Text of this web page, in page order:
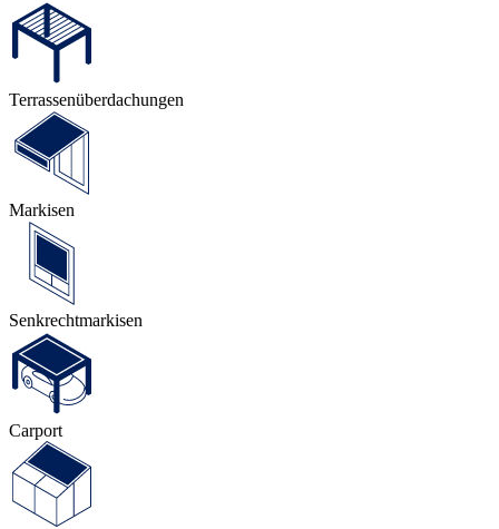
Terrassen­überdachungen
Markisen
Senkrecht­markisen
Carport